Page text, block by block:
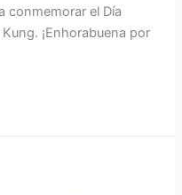
conmemorar el Día
¡Enhorabuena por